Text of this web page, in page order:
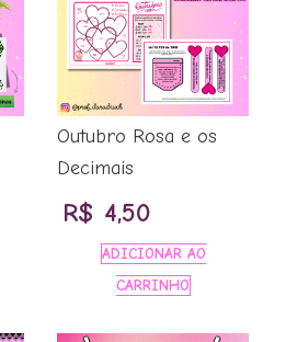
Outubro Rosa e os
Decimais
R$ 4,50
ADICIONAR AO
CARRINHO